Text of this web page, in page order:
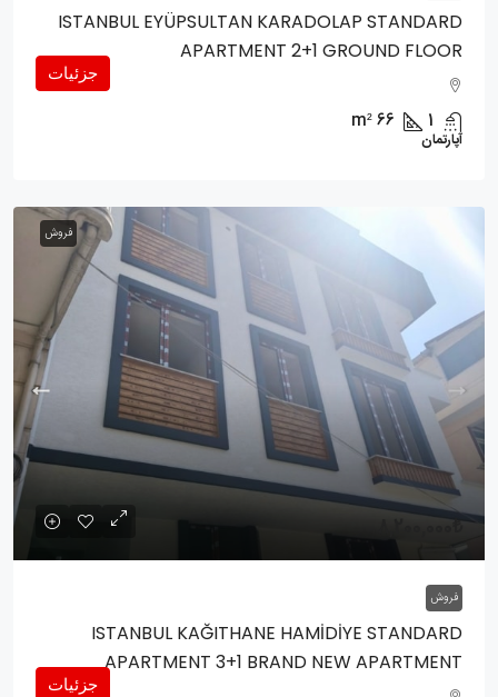
ISTANBUL EYÜPSULTAN KARADOLAP STANDARD
APARTMENT 2+1 GROUND FLOOR
1
66
m²
آپارتمان
جزئیات
فروش
8,200,000₺
فروش
ISTANBUL KAĞITHANE HAMİDİYE STANDARD
APARTMENT 3+1 BRAND NEW APARTMENT
جزئیات